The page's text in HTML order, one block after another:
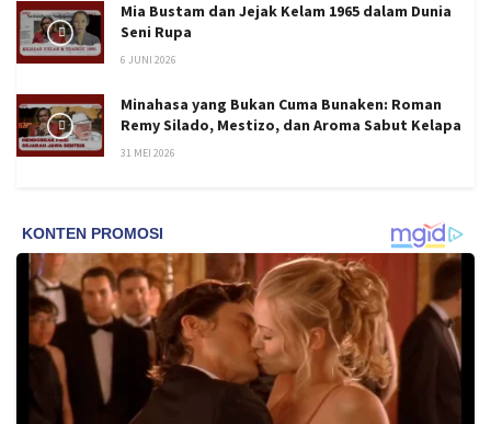
Mia Bustam dan Jejak Kelam 1965 dalam Dunia
Seni Rupa
6 JUNI 2026
Minahasa yang Bukan Cuma Bunaken: Roman
Remy Silado, Mestizo, dan Aroma Sabut Kelapa
31 MEI 2026